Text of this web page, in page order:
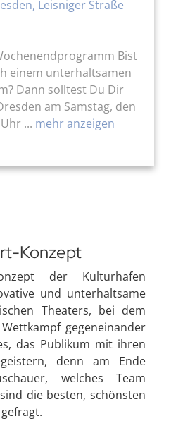
Leisniger Straße
Bist
einem unterhaltsamen
Dann solltest Du Dir
am Samstag, den
... mehr anzeigen
Konzept
der Kulturhafen
und unterhaltsame
Theaters, bei dem
gegeneinander
das Publikum mit ihren
denn am Ende
welches Team
die besten, schönsten